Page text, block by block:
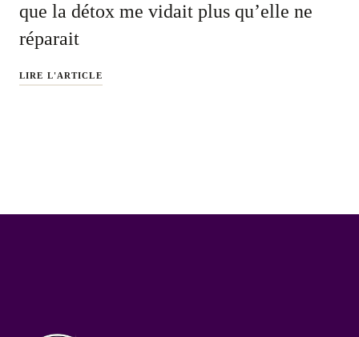
que la détox me vidait plus qu’elle ne
réparait
LIRE L'ARTICLE